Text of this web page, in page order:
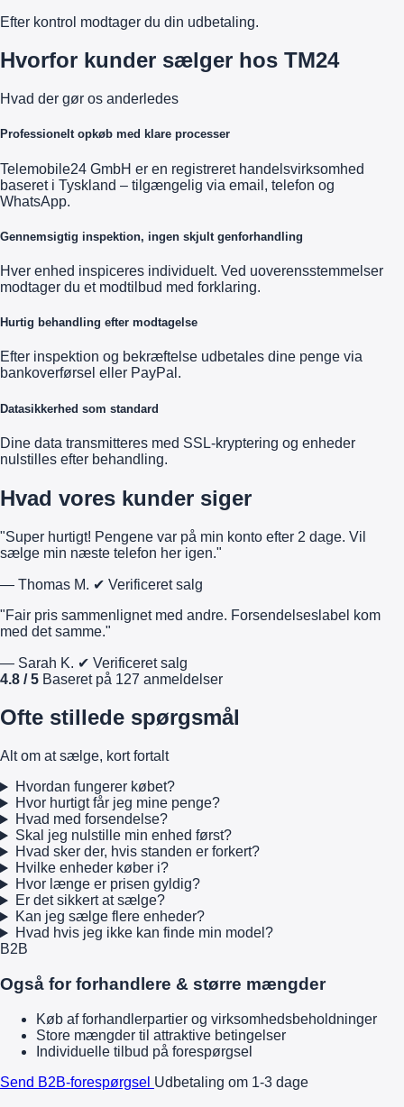
Efter kontrol modtager du din udbetaling.
Hvorfor kunder sælger hos TM24
Hvad der gør os anderledes
Professionelt opkøb med klare processer
Telemobile24 GmbH er en registreret handelsvirksomhed
baseret i Tyskland – tilgængelig via email, telefon og
WhatsApp.
Gennemsigtig inspektion, ingen skjult genforhandling
Hver enhed inspiceres individuelt. Ved uoverensstemmelser
modtager du et modtilbud med forklaring.
Hurtig behandling efter modtagelse
Efter inspektion og bekræftelse udbetales dine penge via
bankoverførsel eller PayPal.
Datasikkerhed som standard
Dine data transmitteres med SSL-kryptering og enheder
nulstilles efter behandling.
Hvad vores kunder siger
"Super hurtigt! Pengene var på min konto efter 2 dage. Vil
sælge min næste telefon her igen."
— Thomas M. ✔ Verificeret salg
"Fair pris sammenlignet med andre. Forsendelseslabel kom
med det samme."
— Sarah K. ✔ Verificeret salg
4.8 / 5 Baseret på 127 anmeldelser
Ofte stillede spørgsmål
Alt om at sælge, kort fortalt
Hvordan fungerer købet?
Hvor hurtigt får jeg mine penge?
Hvad med forsendelse?
Skal jeg nulstille min enhed først?
Hvad sker der, hvis standen er forkert?
Hvilke enheder køber i?
Hvor længe er prisen gyldig?
Er det sikkert at sælge?
Kan jeg sælge flere enheder?
Hvad hvis jeg ikke kan finde min model?
B2B
Også for forhandlere & større mængder
Køb af forhandlerpartier og virksomhedsbeholdninger
Store mængder til attraktive betingelser
Individuelle tilbud på forespørgsel
Send B2B-forespørgsel Udbetaling om 1-3 dage